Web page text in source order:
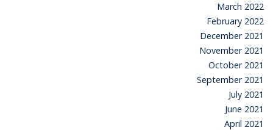
March 2022
February 2022
December 2021
November 2021
October 2021
September 2021
July 2021
June 2021
April 2021